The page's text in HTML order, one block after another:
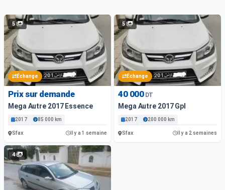
5
Échange
Prix sur demande
Mega Autre 2017 Essence
2017 85 000 km
Sfax Il y a 1 semaine
5
Échange
40 000 DT
Mega Autre 2017 Gpl
2017 200 000 km
Sfax Il y a 2 semaines
4